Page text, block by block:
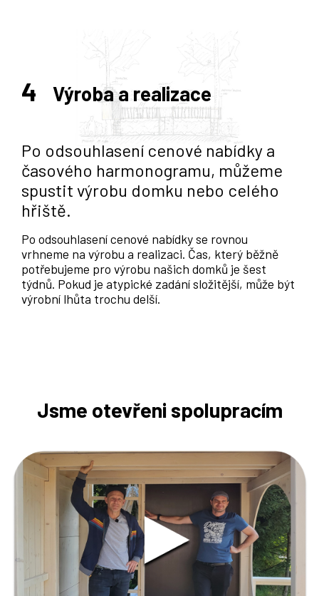
4 Výroba a realizace
Po odsouhlasení cenové nabídky a
časového harmonogramu, můžeme
spustit výrobu domku nebo celého
hřiště.
Po odsouhlasení cenové nabídky se rovnou
vrhneme na výrobu a realizaci. Čas, který běžně
potřebujeme pro výrobu našich domků je šest
týdnů. Pokud je atypické zadání složitější, může být
výrobní lhůta trochu delší.
Jsme otevřeni spolupracím